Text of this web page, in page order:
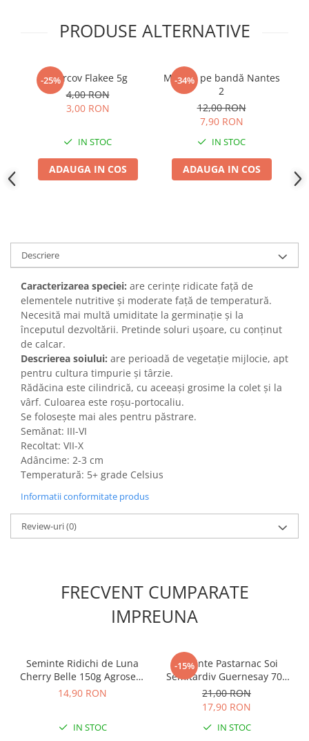
Seminte pentru germinare
Seminte trifoi
Diverse
Tratamente repaus vegetativ
Ingrasaminte plante
Ingrasaminte plante
Ingrasaminte plante - CUTIE / KG
Ingrasaminte plante - ECOLOGICE
Ingrasaminte plante - FLORI
Ingrasaminte plante - FLORI - GEL
Casa, Gradina
Accesorii agricole
Accesorii gard electric
Accesorii irigat
Carabine/ carlige
Echipament protectie gradina
Furtun / banda / tub
Motofierastrau / Drujba
Pila motofierastrau / drujba
PRODUSE ALTERNATIVE
-25%
Morcov Flakee 5g
4,00 RON
3,00 RON
IN STOC
ADAUGA IN COS
-34%
Morcov pe bandă Nantes
2
12,00 RON
7,90 RON
IN STOC
ADAUGA IN COS
Descriere
Caracterizarea speciei: are cerințe ridicate față de
elementele nutritive și moderate față de temperatură.
Necesită mai multă umiditate la germinație și la
începutul dezvoltării. Pretinde soluri ușoare, cu conținut
de calcar.
Descrierea soiului: are perioadă de vegetație mijlocie, apt
pentru cultura timpurie și târzie.
Rădăcina este cilindrică, cu aceeași grosime la colet și la
vârf. Culoarea este roșu-portocaliu.
Se folosește mai ales pentru păstrare.
Semănat: III-VI
Recoltat: VII-X
Adâncime: 2-3 cm
Temperatură: 5+ grade Celsius
Informatii conformitate produs
Review-uri(0)
FRECVENT CUMPARATE
IMPREUNA
Seminte Ridichi de Luna
Cherry Belle 150g Agrosem
- Recolta Timpurie si
14,90 RON
IN STOC
-15%
Seminte Pastarnac Soi
Semitardiv Guernesay 70g
Agrosem - Radacini Lungi si
Aromate
21,00 RON
17,90 RON
IN STOC